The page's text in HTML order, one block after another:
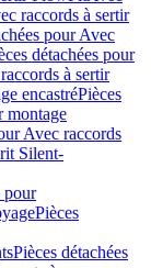
raccords à sertir
pour Avec
détachées pour
à sertir
encastréPièces
montage
Avec raccords
Silent-
pour
Pièces
Pièces détachées